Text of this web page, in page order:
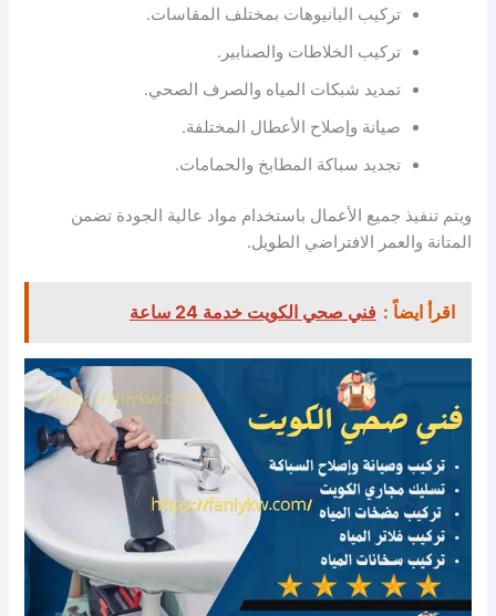
تركيب البانيوهات بمختلف المقاسات.
تركيب الخلاطات والصنابير.
تمديد شبكات المياه والصرف الصحي.
صيانة وإصلاح الأعطال المختلفة.
تجديد سباكة المطابخ والحمامات.
ويتم تنفيذ جميع الأعمال باستخدام مواد عالية الجودة تضمن
المتانة والعمر الافتراضي الطويل.
اقرأ ايضاً : فني صحي الكويت خدمة 24 ساعة